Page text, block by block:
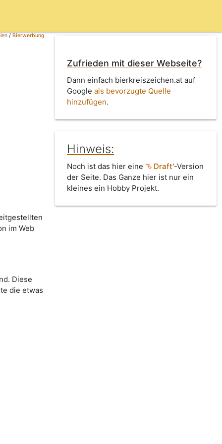
/Bierwerbung
im Web
Diese
die etwas
Zufrieden mit dieser Webseite?
Dann einfach bierkreiszeichen.at auf
Googleals bevorzugte Quelle
hinzufügen.
Hinweis:
Noch ist das hier eine ' Draft'-Version
der Seite. Das Ganze hier ist nur ein
kleines ein Hobby Projekt.